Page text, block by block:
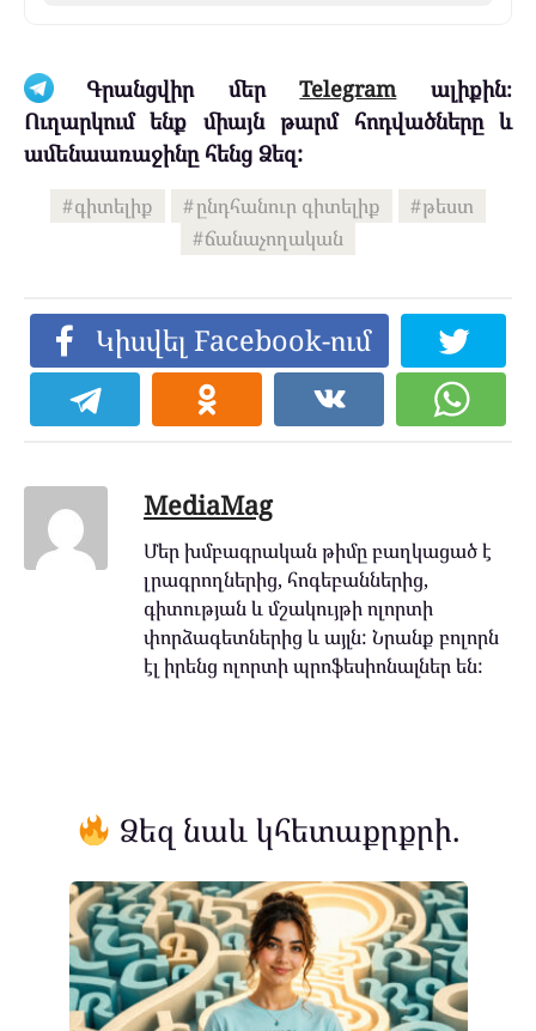
Գրանցվիր մերTelegramալիքին։
Ուղարկում ենք միայն թարմ հոդվածները և
ամենաառաջինը հենց Ձեզ:
գիտելիք ընդհանուր գիտելիք
թեստ
ճանաչողական
Կիսվել Facebook-ում
MediaMag
Մեր խմբագրական թիմը բաղկացած է
լրագրողներից, հոգեբաններից,
գիտության և մշակույթի ոլորտի
փորձագետներից և այլն: Նրանք բոլորն
էլ իրենց ոլորտի պրոֆեսիոնալներ են:
Ձեզ նաև կհետաքրքրի.